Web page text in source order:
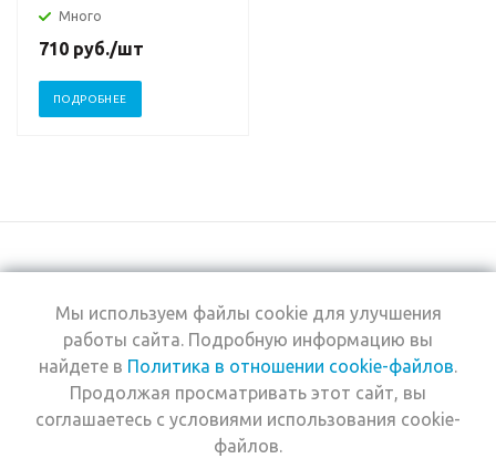
Много
710 руб./шт
ПОДРОБНЕЕ
+7 (495) 969-0950
2026 © Интернет-
магазин Estel
Компания
Информация
Помощь
Мы используем файлы cookie для улучшения
работы сайта. Подробную информацию вы
найдете в Политика в отношении cookie-файлов.
Продолжая просматривать этот сайт, вы
соглашаетесь с условиями использования cookie-
файлов.